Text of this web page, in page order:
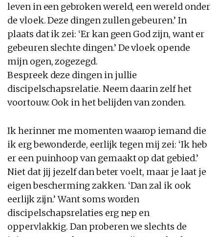
leven in een gebroken wereld, een wereld onder
de vloek. Deze dingen zullen gebeuren.’ In
plaats dat ik zei: ‘Er kan geen God zijn, want er
gebeuren slechte dingen.’ De vloek opende
mijn ogen, zogezegd.
Bespreek deze dingen in jullie
discipelschapsrelatie. Neem daarin zelf het
voortouw. Ook in het belijden van zonden.
Ik herinner me momenten waarop iemand die
ik erg bewonderde, eerlijk tegen mij zei: ‘Ik heb
er een puinhoop van gemaakt op dat gebied.’
Niet dat jij jezelf dan beter voelt, maar je laat je
eigen bescherming zakken. ‘Dan zal ik ook
eerlijk zijn.’ Want soms worden
discipelschapsrelaties erg nep en
oppervlakkig. Dan proberen we slechts de